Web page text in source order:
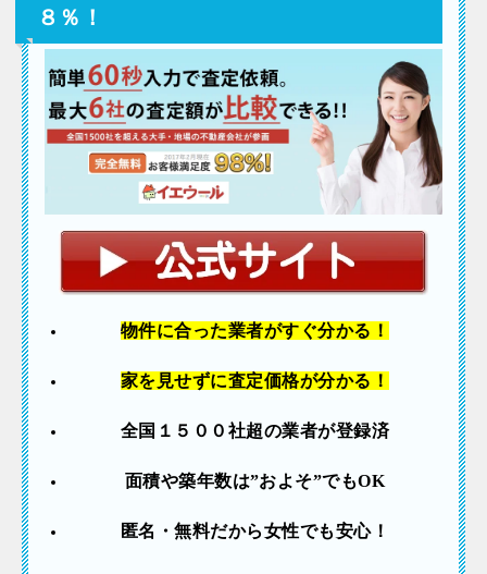
８％！
物件に合った業者がすぐ分かる！
家を見せずに査定価格が分かる！
全国１５００社超の業者が登録済
面積や築年数は”およそ”でもOK
匿名・無料だから女性でも安心！